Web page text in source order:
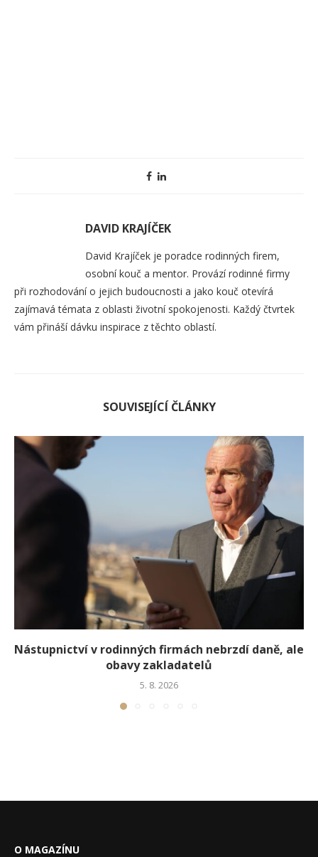
DAVID KRAJÍČEK
David Krajíček je poradce rodinných firem,
osobní kouč a mentor. Provází rodinné firmy
při rozhodování o jejich budoucnosti a jako kouč otevírá
zajímavá témata z oblasti životní spokojenosti. Každý čtvrtek
vám přináší dávku inspirace z těchto oblastí.
SOUVISEJÍCÍ ČLÁNKY
Nástupnictví v rodinných firmách nebrzdí daně, ale
obavy zakladatelů
5. 8. 2026
O MAGAZÍNU